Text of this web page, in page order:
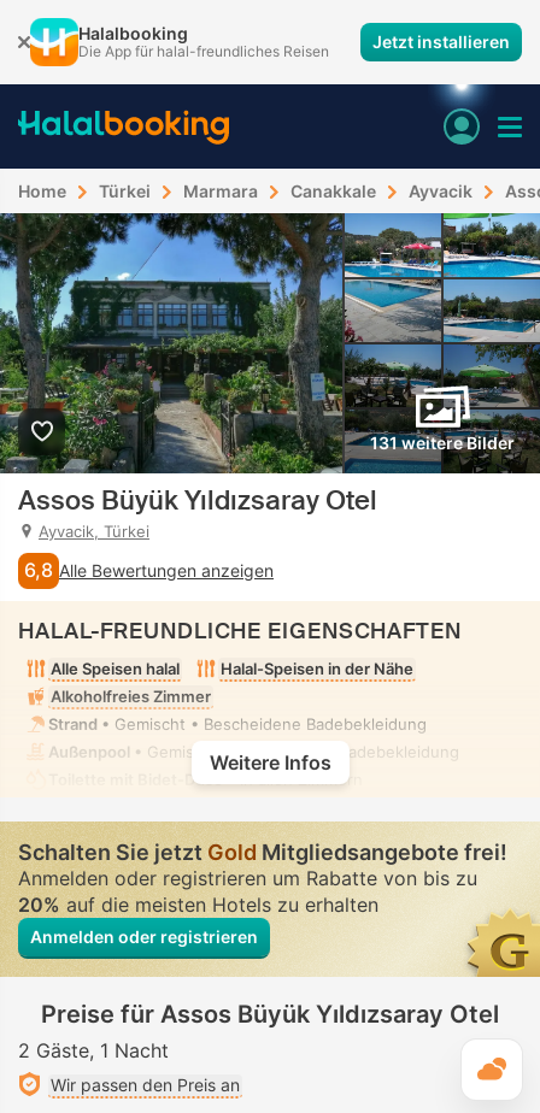
Halalbooking
Die App für halal-freundliches Reisen Jetzt installieren
Home Türkei Marmara Canakkale Ayvacik
131 weitere Bilder
Assos Büyük Yıldızsaray Otel
Ayvacik, Türkei
6,8 Alle Bewertungen anzeigen
HALAL-FREUNDLICHE EIGENSCHAFTEN
Alle Speisen halal
Halal-Speisen in der Nähe
Alkoholfreies Zimmer
Strand • Gemischt • Bescheidene Badebekleidung
Außenpool • Gemischt • Bescheidene Badebekleidung
Toilette mit Bidet-Düse
• In allen Zimmern
Weitere Infos
Schalten Sie jetztGold Mitgliedsangebote frei!
Anmelden oder registrieren um Rabatte von bis zu
20%auf die meisten Hotels zu erhalten
Anmelden oder registrieren
Preise für Assos Büyük Yıldızsaray Otel
2 Gäste 1 Nacht
Wir passen den Preis an